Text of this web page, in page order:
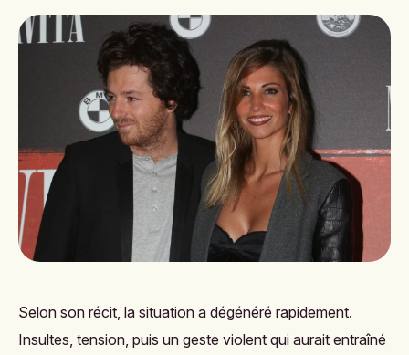
Selon son récit, la situation a dégénéré rapidement.
Insultes, tension, puis un geste violent qui aurait entraîné